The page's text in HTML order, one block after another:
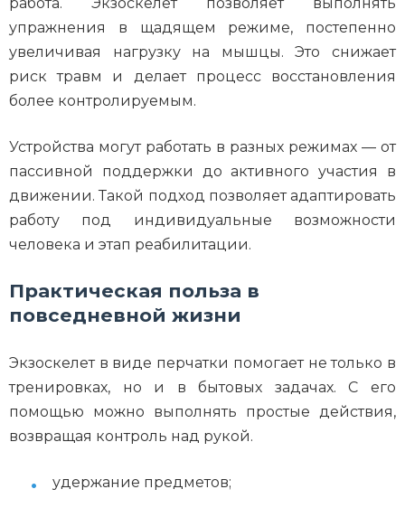
упражнения в щадящем режиме, постепенно
увеличивая нагрузку на мышцы. Это снижает
риск травм и делает процесс восстановления
более контролируемым.
Устройства могут работать в разных режимах — от
пассивной поддержки до активного участия в
движении. Такой подход позволяет адаптировать
работу под индивидуальные возможности
человека и этап реабилитации.
Практическая польза в
повседневной жизни
Экзоскелет в виде перчатки помогает не только в
тренировках, но и в бытовых задачах. С его
помощью можно выполнять простые действия,
возвращая контроль над рукой.
удержание предметов;